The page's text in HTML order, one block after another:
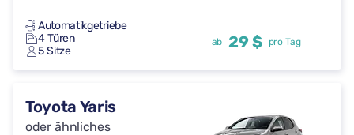
Automatikgetriebe
4 Türen
5 Sitze
ab 29 $ pro Tag
Toyota Yaris
oder ähnliches